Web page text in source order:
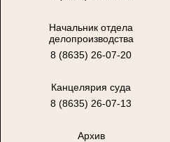
Начальник отдела
делопроизводства
8 (8635) 26-07-20
Канцелярия суда
8 (8635) 26-07-13
Архив